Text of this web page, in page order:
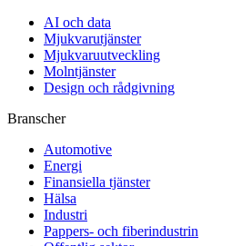
AI och data
Mjukvarutjänster
Mjukvaruutveckling
Molntjänster
Design och rådgivning
Branscher
Automotive
Energi
Finansiella tjänster
Hälsa
Industri
Pappers- och fiberindustrin